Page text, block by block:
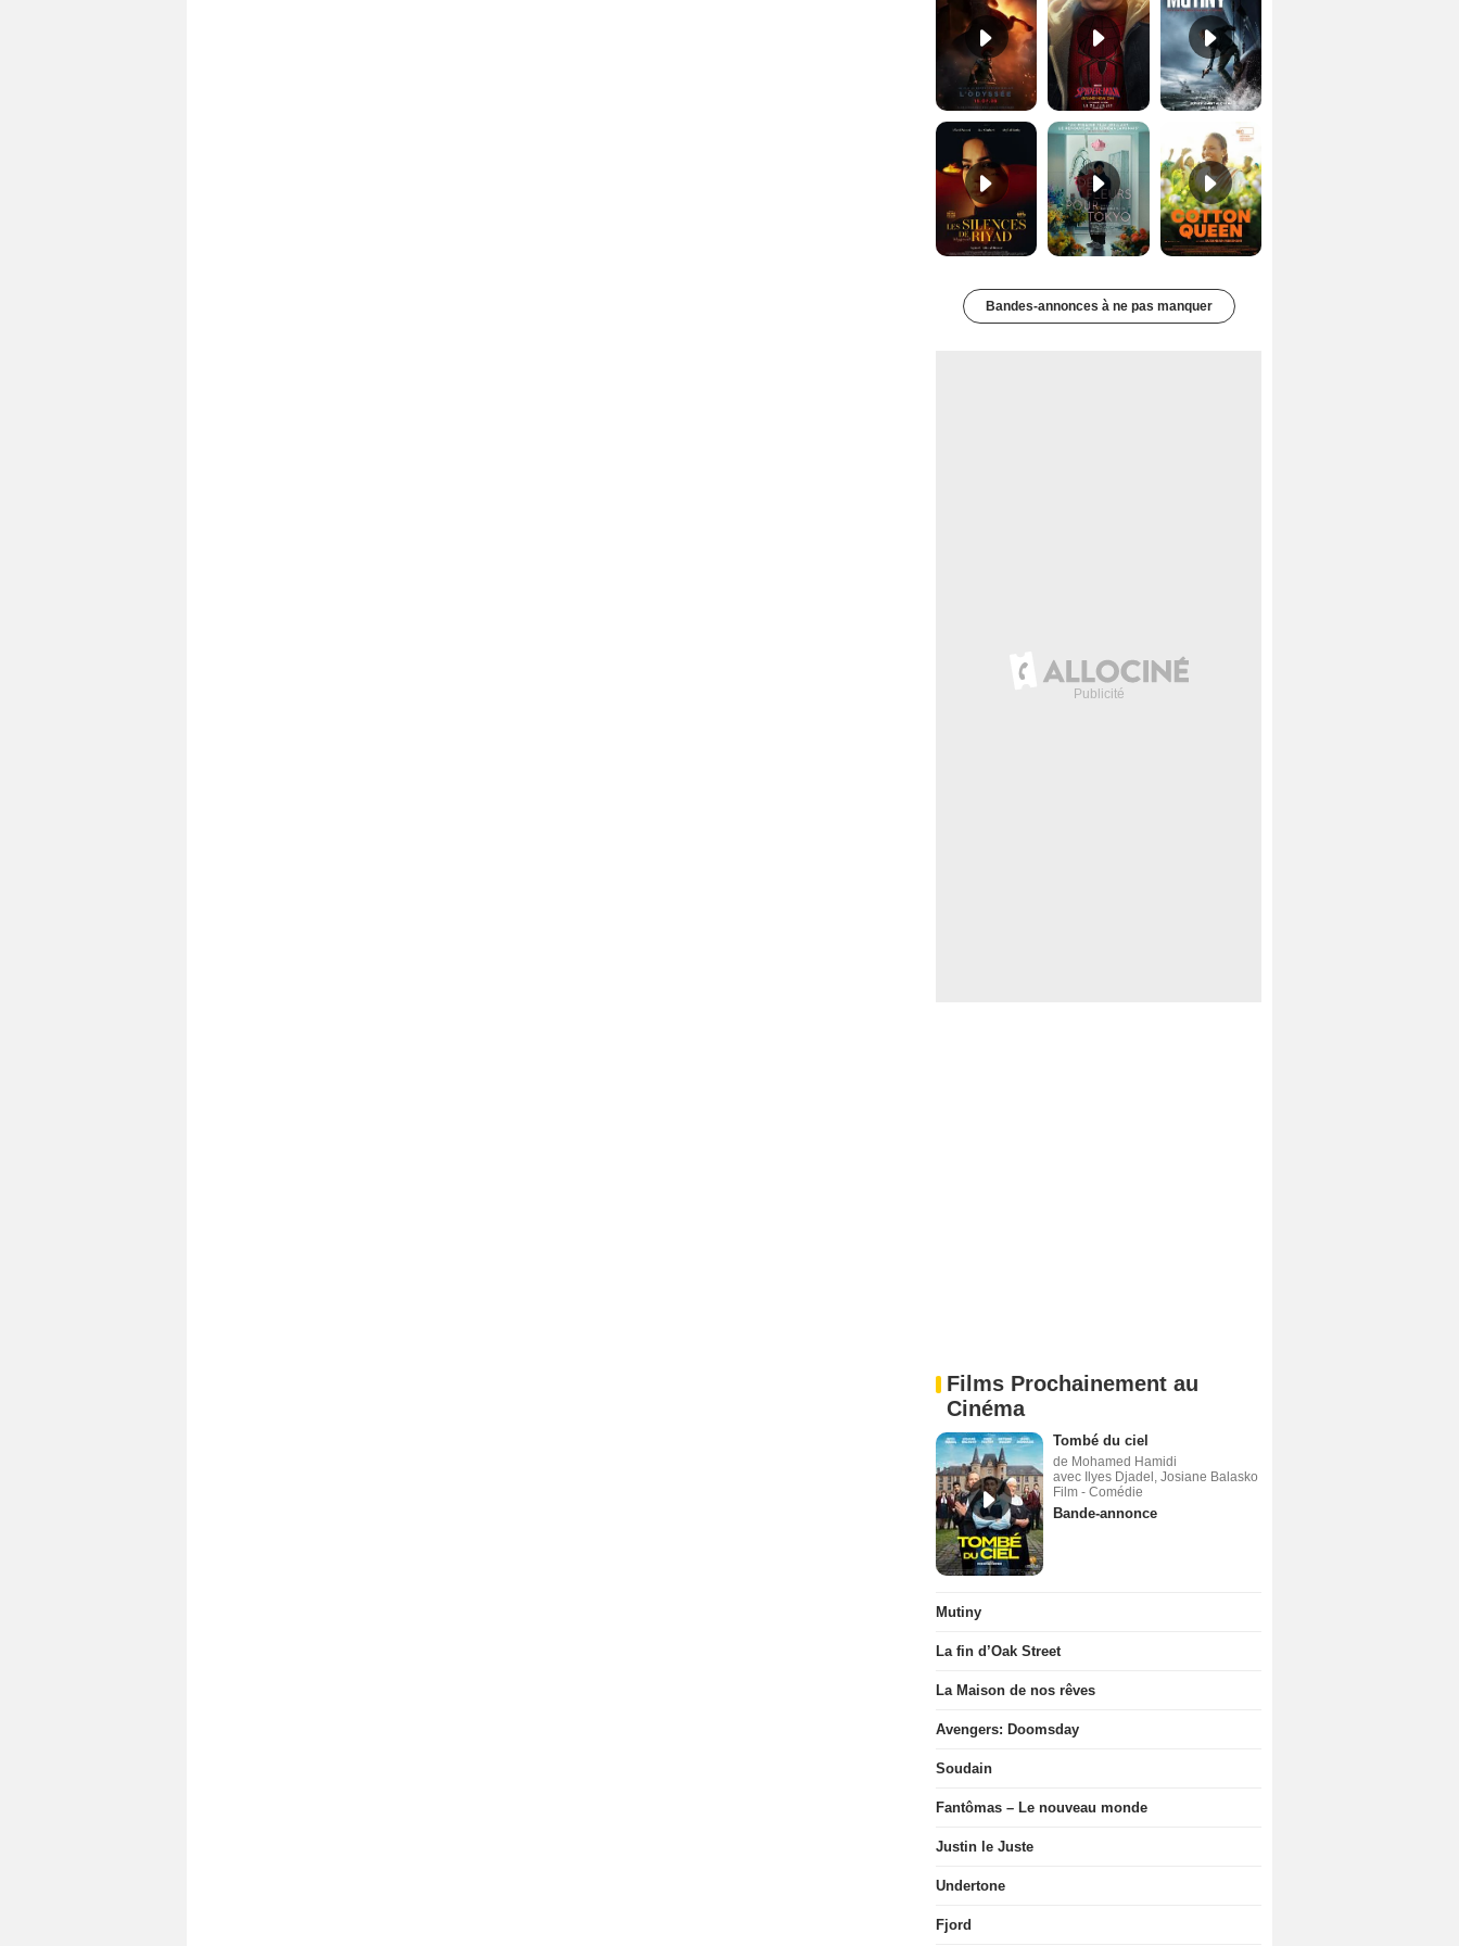
Les Silences de Riyad Bande-annonce VO STFR Cotton Queen Bande-annonce VO STFR
Bandes-annonces à ne pas manquer
Films Prochainement au
Cinéma
Tombé du ciel
de Mohamed Hamidi
avec Ilyes Djadel, Josiane Balasko
Film - Comédie
Bande-annonce
Mutiny
La fin d’Oak Street
La Maison de nos rêves
Avengers: Doomsday
Soudain
Fantômas – Le nouveau monde
Justin le Juste
Undertone
Fjord